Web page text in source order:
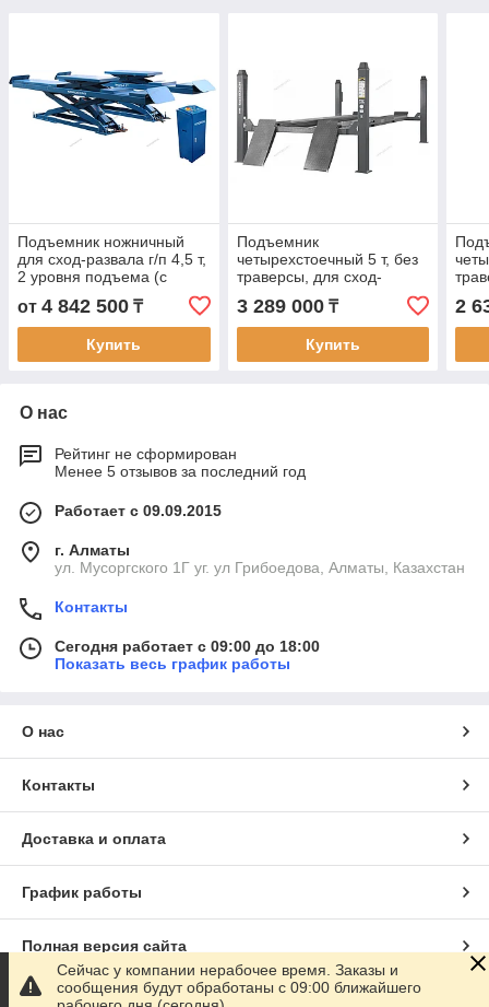
Подъемник ножничный
для сход-развала г/п 4,5 т,
2 уровня подъема (с
аварийным опусканием)
от 4 842 500 ₸
Купить
Подъемник
четырехстоечный 5 т, без
траверсы, для сход-
развала, электростопоры,
серый
3 289 000₸
Купить
2
О нас
Рейтинг не сформирован
Менее 5 отзывов за последний год
Работает с 09.09.2015
г. Алматы
ул. Мусоргского 1Г уг. ул Грибоедова, Алматы, Казахстан
Контакты
Сегодня работает с 09:00 до 18:00
Показать весь график работы
О нас
Контакты
Доставка и оплата
График работы
Полная версия сайта
Сайт создан на маркетплейсе
Сейчас у компании нерабочее время. Заказы и
сообщения будут обработаны с 09:00 ближайшего